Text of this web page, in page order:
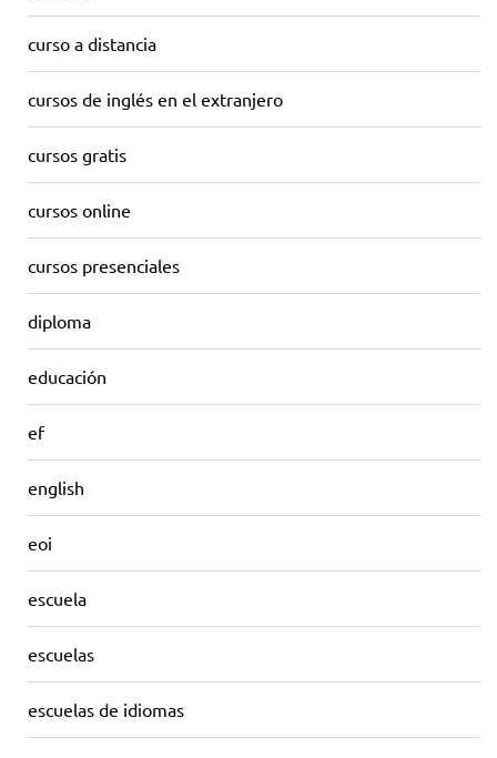
curso a distancia
cursos de inglés en el extranjero
cursos gratis
cursos online
cursos presenciales
diploma
educación
ef
english
eoi
escuela
escuelas
escuelas de idiomas